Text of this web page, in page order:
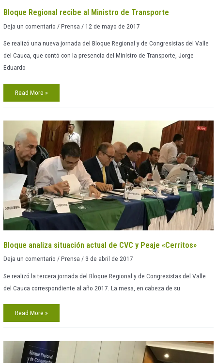
Bloque Regional recibe al Ministro de Transporte
Deja un comentario /Prensa /12 de mayo de 2017
Se realizó una nueva jornada del Bloque Regional y de Congresistas del Valle
del Cauca, que contó con la presencia del Ministro de Transporte, Jorge
Eduardo
Read More »
Bloque analiza situación actual de CVC y Peaje «Cerritos»
Deja un comentario /Prensa / 3 de abril de 2017
Se realizó la tercera jornada del Bloque Regional y de Congresistas del Valle
del Cauca correspondiente al año 2017. La mesa, en cabeza de su
Bloque
analiza
situación
actual
de
CVC
y
Peaje
«Cerritos»
Read More »
Bloque
evalúa
situación